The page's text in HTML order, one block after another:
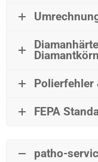
Polierfehler
FEPA
patho-